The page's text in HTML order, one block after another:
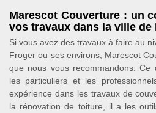
Marescot Couverture : un
vos travaux dans la ville de
Si vous avez des travaux à faire au
Froger ou ses environs, Marescot
que nous vous recommandons.
les particuliers et les
expérience dans les travaux de
la rénovation de toiture, il a les